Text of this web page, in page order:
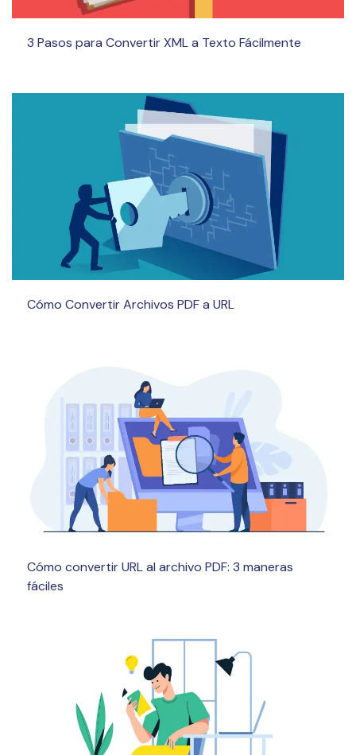
3 Pasos para Convertir XML a Texto Fácilmente
Cómo Convertir Archivos PDF a URL
Cómo convertir URL al archivo PDF: 3 maneras
fáciles